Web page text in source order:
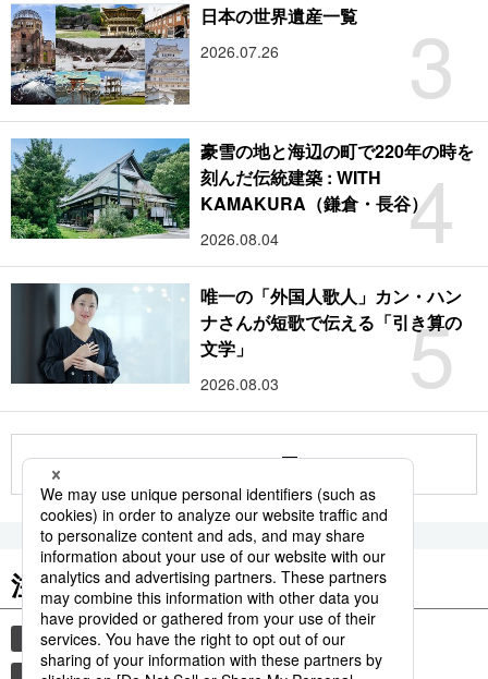
3
日本の世界遺産一覧
2026.07.26
4
豪雪の地と海辺の町で220年の時を
刻んだ伝統建築 : WITH
KAMAKURA（鎌倉・長谷）
2026.08.04
5
唯一の「外国人歌人」カン・ハン
ナさんが短歌で伝える「引き算の
文学」
2026.08.03
もっと見る
注目のキーワード
共同通信ニュース 国民栄誉賞
イチロー